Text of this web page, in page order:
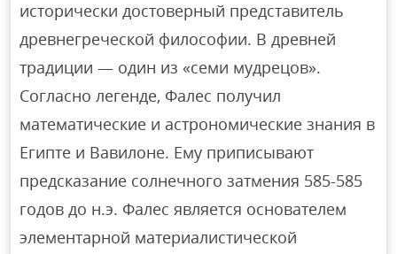
исторически достоверный представитель
древнегреческой философии. В древней
традиции — один из «семи мудрецов».
Согласно легенде, Фалес получил
математические и астрономические знания в
Египте и Вавилоне. Ему приписывают
предсказание солнечного затмения 585-585
годов до н.э. Фалес является основателем
элементарной материалистической